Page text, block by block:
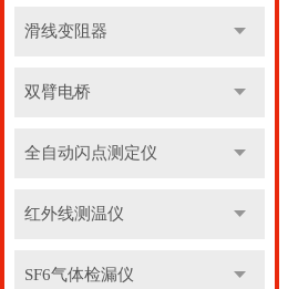
滑线变阻器
双臂电桥
全自动闪点测定仪
红外线测温仪
SF6气体检漏仪